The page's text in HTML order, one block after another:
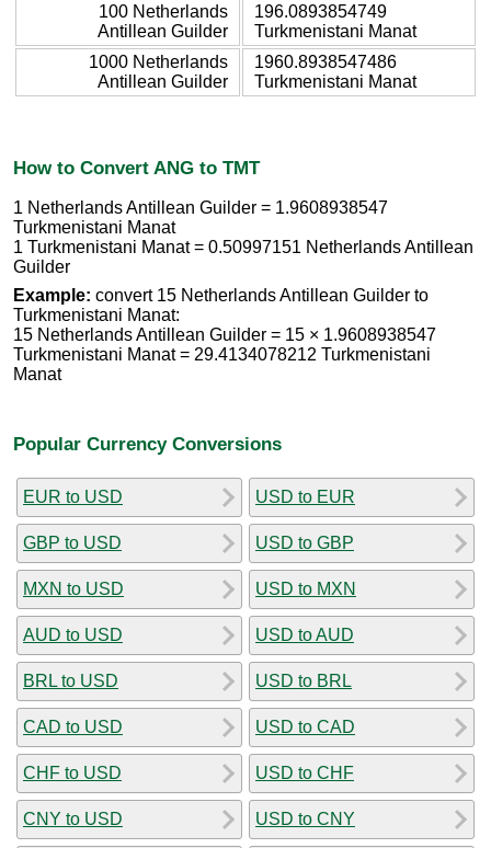
100 Netherlands
Antillean Guilder
196.0893854749
Turkmenistani Manat
1000 Netherlands
Antillean Guilder
1960.8938547486
Turkmenistani Manat
How to Convert ANG to TMT
1 Netherlands Antillean Guilder = 1.9608938547
Turkmenistani Manat
1 Turkmenistani Manat = 0.50997151 Netherlands Antillean
Guilder
Example: convert 15 Netherlands Antillean Guilder to
Turkmenistani Manat:
15 Netherlands Antillean Guilder = 15 × 1.9608938547
Turkmenistani Manat = 29.4134078212 Turkmenistani
Manat
Popular Currency Conversions
EUR to USD
GBP to USD
MXN to USD
AUD to USD
BRL to USD
CAD to USD
CHF to USD
CNY to USD
USD to EUR
USD to GBP
USD to MXN
USD to AUD
USD to BRL
USD to CAD
USD to CHF
USD to CNY